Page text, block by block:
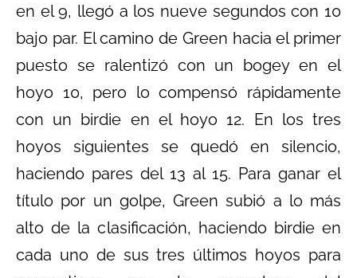
en el 9, llegó a los nueve segundos con 10
bajo par. El camino de Green hacia el primer
puesto se ralentizó con un bogey en el
hoyo 10, pero lo compensó rápidamente
con un birdie en el hoyo 12. En los tres
hoyos siguientes se quedó en silencio,
haciendo pares del 13 al 15. Para ganar el
título por un golpe, Green subió a lo más
alto de la clasificación, haciendo birdie en
cada uno de sus tres últimos hoyos para